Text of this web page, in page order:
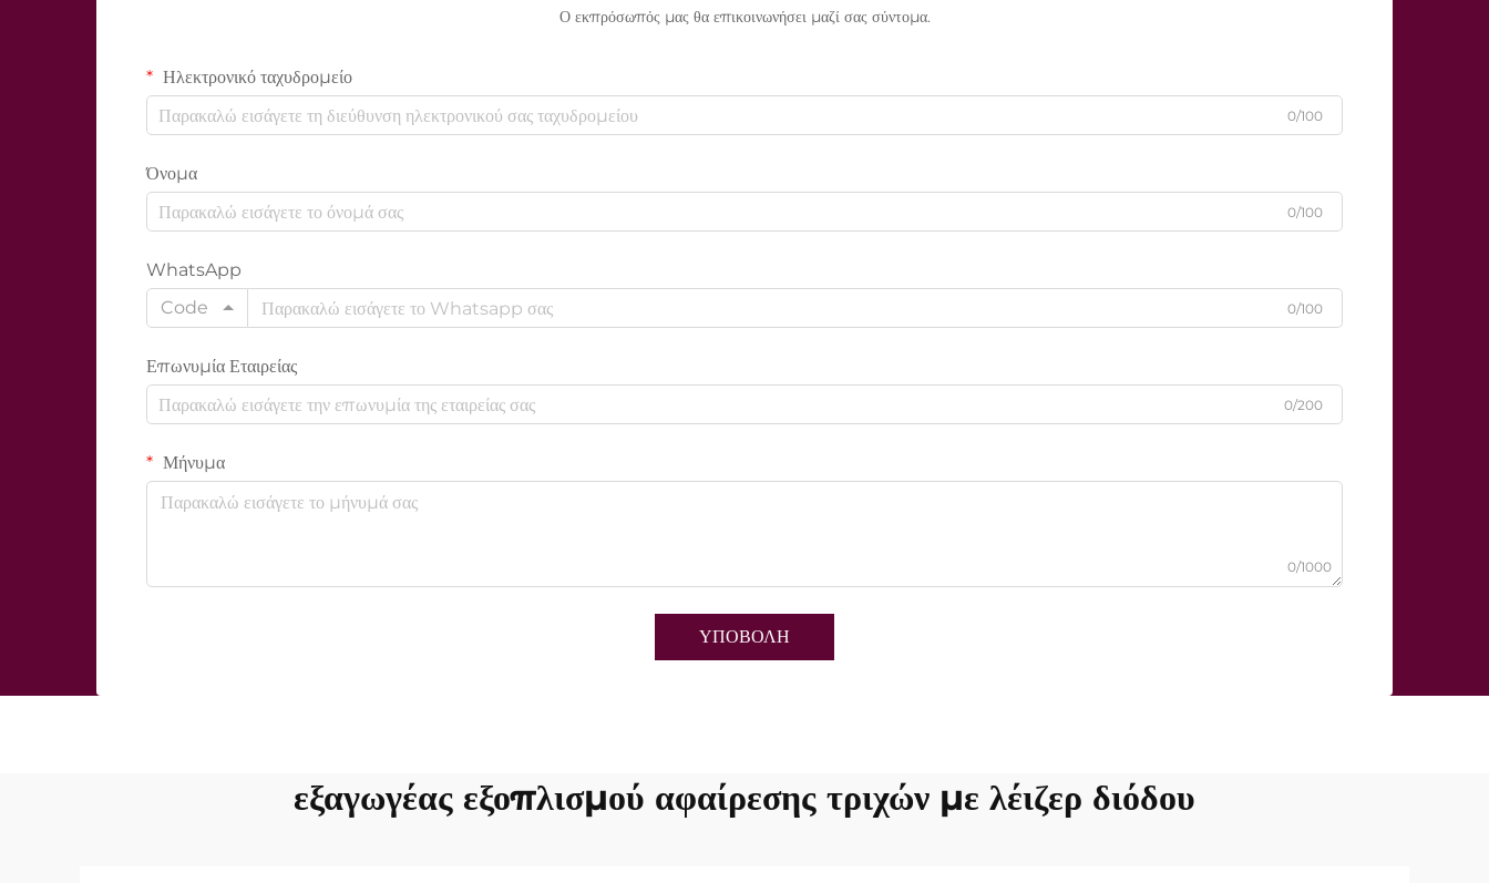
Ο εκπρόσωπός μας θα επικοινωνήσει μαζί σας σύντομα.
Ηλεκτρονικό ταχυδρομείο
0/100
Όνομα
0/100
WhatsApp
Code
0/100
Επωνυμία Εταιρείας
0/200
Μήνυμα
0/1000
ΥΠΟΒΟΛΗ
εξαγωγέας εξοπλισμού αφαίρεσης τριχών με λέιζερ διόδου